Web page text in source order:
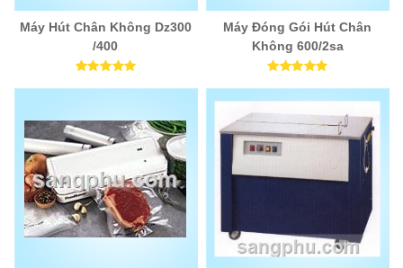
Máy Hút Chân Không Dz300
/400
Máy Đóng Gói Hút Chân
Không 600/2sa